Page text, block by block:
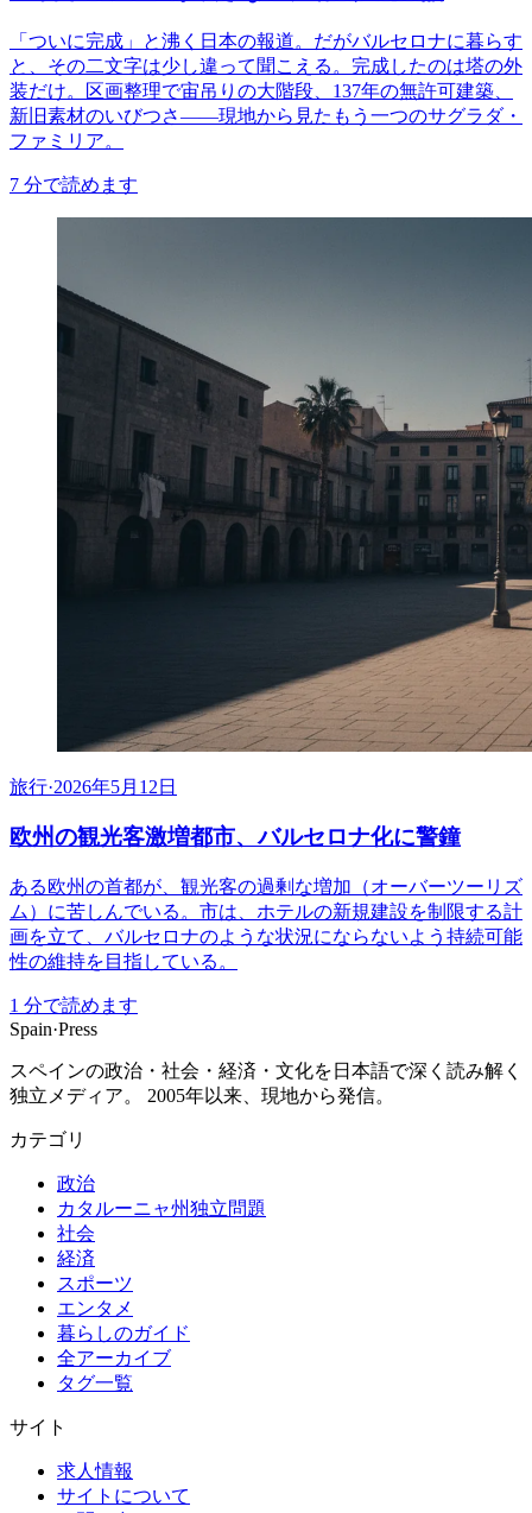
「ついに完成」と沸く日本の報道。だがバルセロナに暮らす
と、その二文字は少し違って聞こえる。完成したのは塔の外
装だけ。区画整理で宙吊りの大階段、137年の無許可建築、
新旧素材のいびつさ——現地から見たもう一つのサグラダ・
ファミリア。
7 分で読めます
旅行·2026年5月12日
欧州の観光客激増都市、バルセロナ化に警鐘
ある欧州の首都が、観光客の過剰な増加（オーバーツーリズ
ム）に苦しんでいる。市は、ホテルの新規建設を制限する計
画を立て、バルセロナのような状況にならないよう持続可能
性の維持を目指している。
1 分で読めます
Spain·Press
スペインの政治・社会・経済・文化を日本語で深く読み解く
独立メディア。 2005年以来、現地から発信。
カテゴリ
政治
カタルーニャ州独立問題
社会
経済
スポーツ
エンタメ
暮らしのガイド
全アーカイブ
タグ一覧
サイト
求人情報
サイトについて